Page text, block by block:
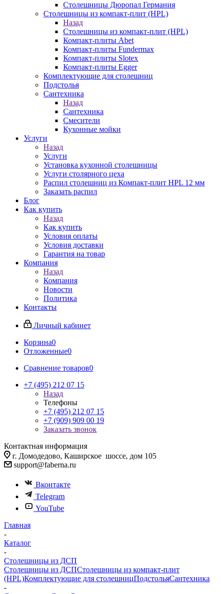
Столешницы Дюропал Германия
Столешницы из компакт-плит (HPL)
Назад
Столешницы из компакт-плит (HPL)
Компакт-плиты Abet
Компакт-плиты Fundermax
Компакт-плиты Slotex
Компакт-плиты Egger
Комплектующие для столешниц
Подстолья
Сантехника
Назад
Сантехника
Смесители
Кухонные мойки
Услуги
Назад
Услуги
Установка кухонной столешницы
Услуги столярного цеха
Распил столешниц из Компакт-плит HPL 12 мм
Заказать распил
Блог
Как купить
Назад
Как купить
Условия оплаты
Условия доставки
Гарантия на товар
Компания
Назад
Компания
Новости
Политика
Контакты
Личный кабинет
Корзина0
Отложенные0
Сравнение товаров0
+7 (495) 212 07 15
Назад
Телефоны
+7 (495) 212 07 15
+7 (909) 909 00 19
Заказать звонок
Контактная информация
г. Домодедово, Каширское шоссе, дом 105
support@faberna.ru
Вконтакте
Telegram
YouTube
Главная
-
Каталог
-
Столешницы из ДСП
Столешницы из ДСПСтолешницы из компакт-плит
(HPL)Комплектующие для столешницПодстольяСантехника
-